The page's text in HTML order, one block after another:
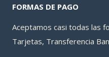
FORMAS DE PAGO
Aceptamos casi todas las
Tarjetas, Transferencia